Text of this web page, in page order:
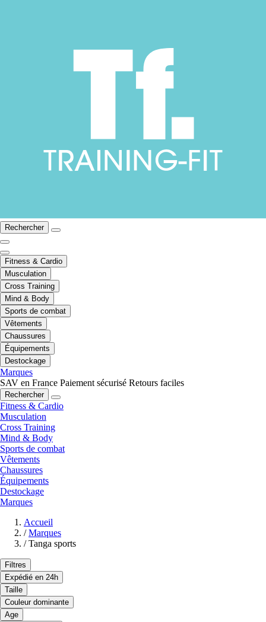
Rechercher
Fitness & Cardio
Musculation
Cross Training
Mind & Body
Sports de combat
Vêtements
Chaussures
Équipements
Destockage
Marques
SAV en France Paiement sécurisé Retours faciles
Rechercher
Fitness & Cardio
Musculation
Cross Training
Mind & Body
Sports de combat
Vêtements
Chaussures
Équipements
Destockage
Marques
Accueil
/ Marques
/ Tanga sports
Filtres
Expédié en 24h
Taille
Couleur dominante
Age